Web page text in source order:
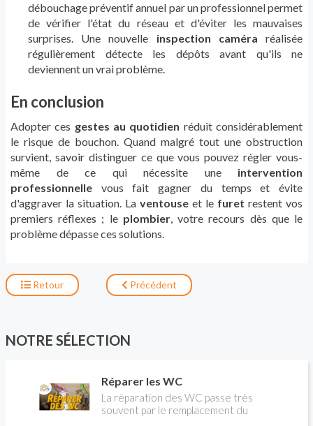
débouchage préventif annuel par un professionnel permet
de vérifier l'état du réseau et d'éviter les mauvaises
surprises. Une nouvelle inspection caméra réalisée
régulièrement détecte les dépôts avant qu'ils ne
deviennent un vrai problème.
En conclusion
Adopter ces gestes au quotidien réduit considérablement
le risque de bouchon. Quand malgré tout une obstruction
survient, savoir distinguer ce que vous pouvez régler vous-
même de ce qui nécessite une
intervention
professionnelle
vous fait gagner du temps et évite
d'aggraver la situation. La ventouse et le furet restent vos
premiers réflexes ; le plombier, votre recours dès que le
problème dépasse ces solutions.
Retour Précédent
NOTRE SÉLECTION
Réparer les WC
La réparation des WC passe très
souvent par le remplacement du